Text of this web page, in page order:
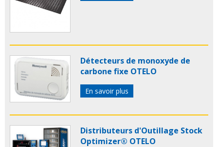
Détecteurs de monoxyde de
carbone fixe OTELO
En savoir plus
Distributeurs d'Outillage Stock
Optimizer® OTELO